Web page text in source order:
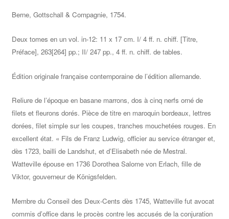
Berne, Gottschall & Compagnie, 1754.
Deux tomes en un vol. in-12: 11 x 17 cm. I/ 4 ff. n. chiff. [Titre,
Préface], 263[264] pp.; II/ 247 pp., 4 ff. n. chiff. de tables.
Édition originale française contemporaine de l’édition allemande.
Reliure de l’époque en basane marrons, dos à cinq nerfs orné de
filets et fleurons dorés. Pièce de titre en maroquin bordeaux, lettres
dorées, filet simple sur les coupes, tranches mouchetées rouges. En
excellent état. « Fils de Franz Ludwig, officier au service étranger et,
dès 1723, bailli de Landshut, et d’Elisabeth née de Mestral.
Watteville épouse en 1736 Dorothea Salome von Erlach, fille de
Viktor, gouverneur de Königsfelden.
Membre du Conseil des Deux-Cents dès 1745, Watteville fut avocat
commis d’office dans le procès contre les accusés de la conjuration